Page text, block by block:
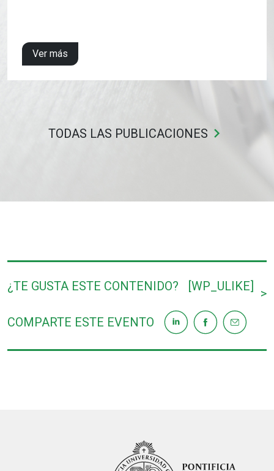
Ver más
TODAS LAS PUBLICACIONES keyboard_arrow_right
¿TE GUSTA ESTE CONTENIDO? [WP_ULIKE]
>
COMPARTE ESTE EVENTO